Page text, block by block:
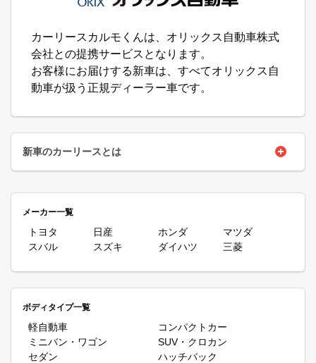
カーリースカルモくんは、オリックス自動車株式
会社との提携サービスとなります。
お客様にお届けする新車は、すべてオリックス自
動車が扱う正規ディーラー車です。
新車のカーリースとは
すが、新しいマイカーの導入方法として今、注目を集めているのが
あらかじめ決められた月額料金のみでリース会社が購入した車を借
りてマイカーのように自由に利用できるサービスです。月額料金に
は自賠責保険料や自動車税(種別割)、重量税なども含まれていま
さらに、カーシェアやレンタカーにはないカーリースのメリットと
しては、やはりまだ誰も乗っていない真新しい車を手に入れるこ
と。中古車にありがちな走り癖や車内の臭いなどの心配も必要あり
ません。自分のためだけに用意された新車はやはり愛着もひとしお
メーカー一覧
トヨタ 日産 ホンダ
マツダ
スバル
スズキ ダイハツ 三菱
ボディタイプ一覧
軽自動車
コンパクトカー
ミニバン・ワゴン
SUV・クロカン
セダン
ハッチバック